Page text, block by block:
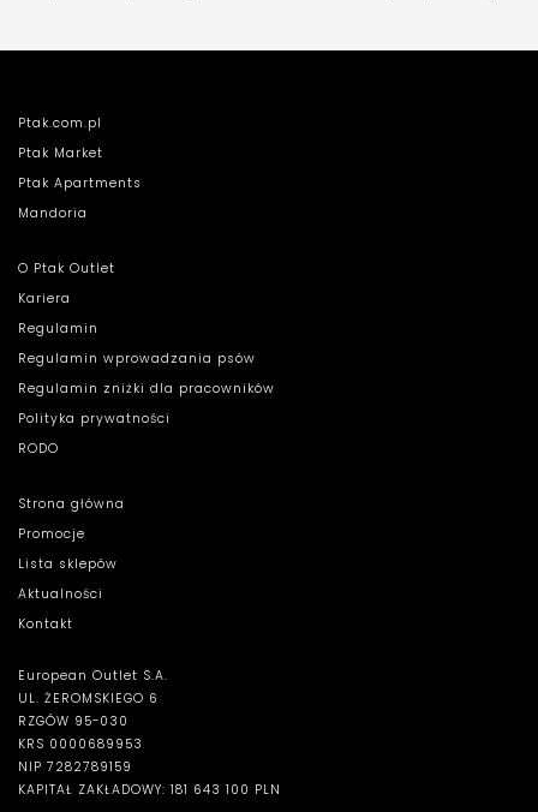
Ptak.com.pl
Ptak Market
Ptak Apartments
Mandoria
O Ptak Outlet
Kariera
Regulamin
Regulamin wprowadzania psów
Regulamin zniżki dla pracowników
Polityka prywatności
RODO
Strona główna
Promocje
Lista sklepów
Aktualności
Kontakt
European Outlet S.A.
UL. ŻEROMSKIEGO 6
RZGÓW 95-030
KRS 0000689953
NIP 7282789159
KAPITAŁ ZAKŁADOWY: 181 643 100 PLN